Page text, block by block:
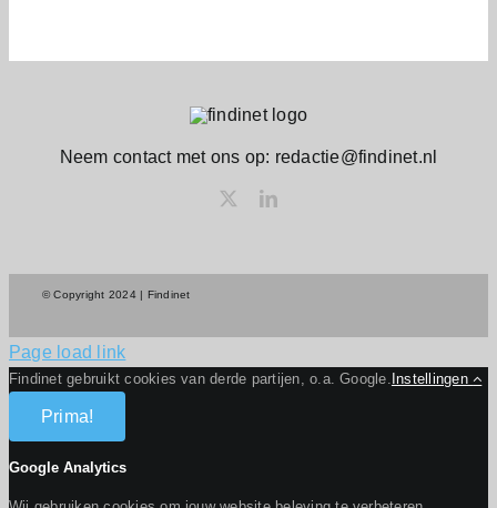
Neem contact met ons op: redactie@findinet.nl
© Copyright 2024 | Findinet
Page load link
Findinet gebruikt cookies van derde partijen, o.a. Google. Instellingen
Prima!
Google Analytics